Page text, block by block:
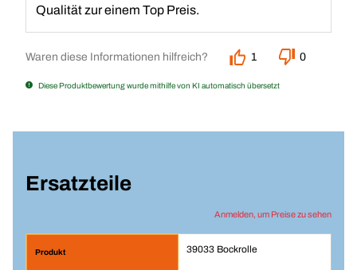
Qualität zur einem Top Preis.
Waren diese Informationen hilfreich? 1 0
Diese Produktbewertung wurde mithilfe von KI automatisch übersetzt
Ersatzteile
Anmelden, um Preise zu sehen
39033 Bockrolle